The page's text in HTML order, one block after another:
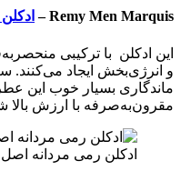
Remy Men Marquis –
این ادکلن با ترکیبی
و انرژی‌بخش ایجاد
ماندگاری بسیار خوب این عطر (بیش از ۱۰ ساعت) همراه با پخش بوی قوی آن، آن را برای مصرف روزمره، مهمانی، قرار
مقرون‌به‌صرفه با ارزش بالا شناخته شده
ادکلن رمی مردانه اصل